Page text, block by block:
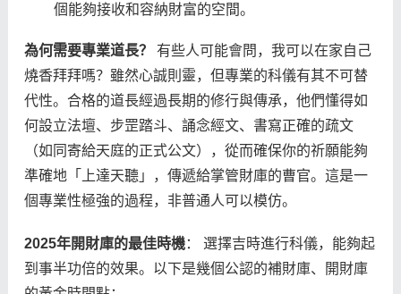
個能夠接收和容納財富的空間。
為何需要專業道長？
有些人可能會問，我可以在家自己
燒香拜拜嗎？雖然心誠則靈，但專業的科儀有其不可替
代性。合格的道長經過長期的修行與傳承，他們懂得如
何設立法壇、步罡踏斗、誦念經文、書寫正確的疏文
（如同寄給天庭的正式公文），從而確保你的祈願能夠
準確地「上達天聽」，傳遞給掌管財庫的曹官。這是一
個專業性極強的過程，非普通人可以模仿。
2025年開財庫的最佳時機： 選擇吉時進行科儀，能夠起
到事半功倍的效果。以下是幾個公認的補財庫、開財庫